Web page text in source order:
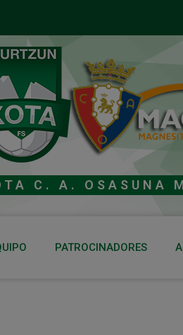
C. A. OSASUNA
PATROCINADORES